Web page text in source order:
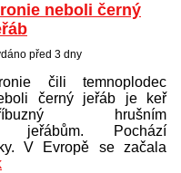
neboli černý
před 3 dny
čili temnoplodec
černý jeřáb je keř
hrušním
jeřábům. Pochází
V Evropě se začala